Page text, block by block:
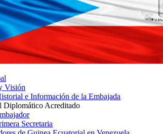
Visión
e Información de la Embajada
Diplomático Acreditado
Secretaria